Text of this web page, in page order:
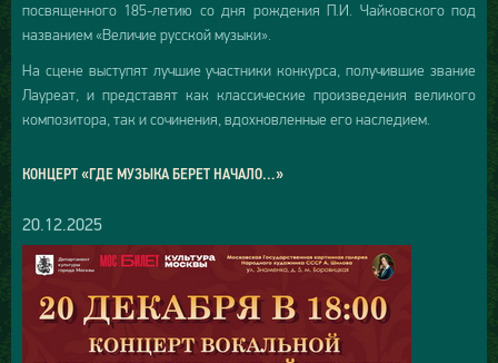
посвященного 185-летию со дня рождения П.И. Чайковского под
названием «Величие русской музыки».
На сцене выступят лучшие участники конкурса, получившие звание
Лауреат, и представят как классические произведения великого
композитора, так и сочинения, вдохновленные его наследием.
КОНЦЕРТ «ГДЕ МУЗЫКА БЕРЕТ НАЧАЛО…»
20.12.2025